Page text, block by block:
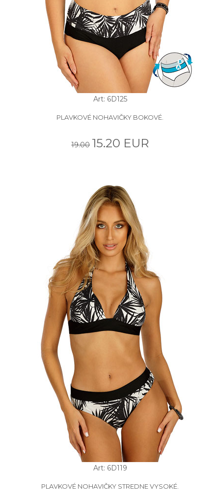
Art: 6D125
PLAVKOVÉ NOHAVIČKY BOKOVÉ.
19.00 15.20 EUR
Art: 6D119
PLAVKOVÉ NOHAVIČKY STREDNE VYSOKÉ.